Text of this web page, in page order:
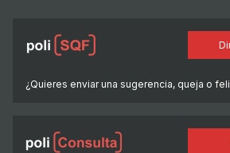
¿Quieres enviar una sugerencia, queja o